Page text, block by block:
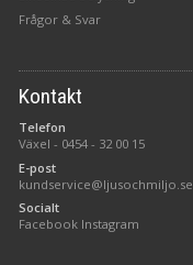
Frågor & Svar
Kontakt
Telefon
Växel - 0454 - 32 00 15
E-post
kundservice@ljusochmiljo.se
Socialt
Facebook Instagram